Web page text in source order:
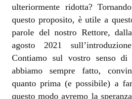
ulteriormente ridotta?
questo proposito, è utile a
parole del nostro Rettore,
agosto 2021
Contiamo sul vostro senso di
abbiamo sempre fatto,
quanto prima (e possibile) a
questo modo avremo la